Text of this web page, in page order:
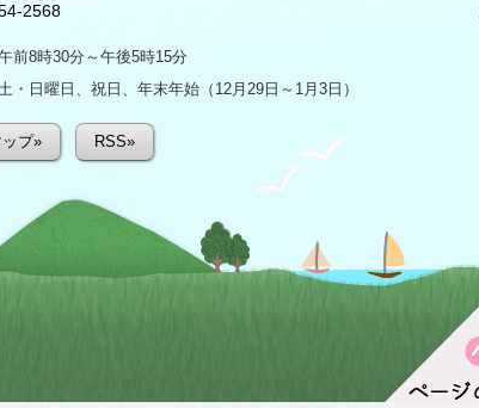
2568
前8時30分～午後5時15分
・日曜日、祝日、年末年始（12月29日～1月3日）
プ» RSS»